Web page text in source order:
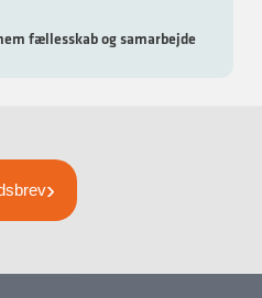
fællesskab og samarbejde